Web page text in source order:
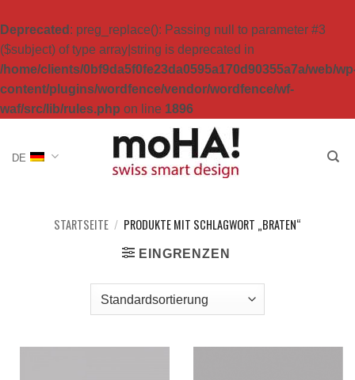
Deprecated : preg_replace(): Passing null to parameter #3
($subject) of type array|string is deprecated in
/home/clients/0bf9da5f0fe23da0595a170d90355a7a/web/
content/plugins/wordfence/vendor/wordfence/wf-
waf/src/lib/rules.php on line 1896
DE
STARTSEITE / PRODUKTE MIT SCHLAGWORT „BRATEN“
EINGRENZEN